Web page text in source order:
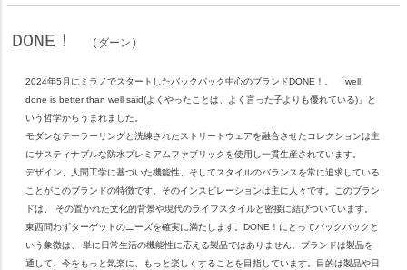
DONE！ (ダーン)
2024年5月にミラノでスタートしたバックパック中心のブランドDONE！。 「well
done is better than well said(よくやったことは、よく言った子よりも優れている)」と
いう哲学からうまれました。
モダンなテーラーリングと洗練されたストリートウェアを融合させたコレクションは主
にサスティナブルな防水プレミアムファブリックを使用し一貫生産されています。
デザイン、人間工学に基づいた機能性、そしてスタイルのバランスを常に追求している
ことがこのブランドの特徴です。そのインスピレーションは主に人々です。このブラン
ドは、 その置かれた文化的背景や現代のライフスタイルと密接に結びついています。
東西問わずターゲットのニーズを確実に満たします。DONE！にとってバックパックと
いう象徴は、 単に日常生活の機能性に応える製品ではありません。ブランドは製品を
通して、今をもっと気楽に、もっと楽しくすることを目指しています。目的は製品や日